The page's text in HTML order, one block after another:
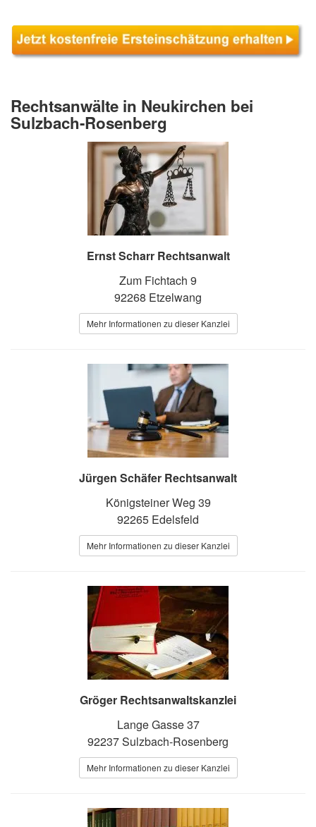
Rechtsanwälte in Neukirchen bei
Sulzbach-Rosenberg
Ernst Scharr Rechtsanwalt
Zum Fichtach 9
92268 Etzelwang
Mehr Informationen zu dieser Kanzlei
Jürgen Schäfer Rechtsanwalt
Königsteiner Weg 39
92265 Edelsfeld
Mehr Informationen zu dieser Kanzlei
Gröger Rechtsanwaltskanzlei
Lange Gasse 37
92237 Sulzbach-Rosenberg
Mehr Informationen zu dieser Kanzlei